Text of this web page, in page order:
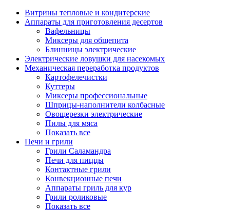
Витрины тепловые и кондитерские
Аппараты для приготовления десертов
Вафельницы
Миксеры для общепита
Блинницы электрические
Электрические ловушки для насекомых
Механическая переработка продуктов
Картофелечистки
Куттеры
Миксеры профессиональные
Шприцы-наполнители колбасные
Овощерезки электрические
Пилы для мяса
Показать все
Печи и грили
Грили Саламандра
Печи для пиццы
Контактные грили
Конвекционные печи
Аппараты гриль для кур
Грили роликовые
Показать все